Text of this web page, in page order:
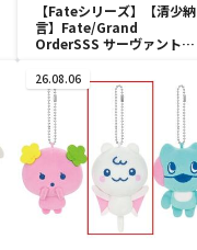
【Fateシリーズ】【清少納
言】Fate/Grand
OrderSSS サーヴァントフ
少納言～
26.08.06